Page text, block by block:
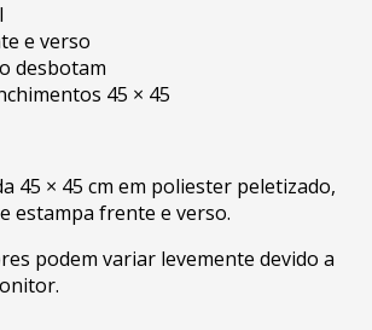
e verso
desbotam
45 × 45
45 × 45 cm em poliester peletizado,
estampa frente e verso.
podem variar levemente devido a